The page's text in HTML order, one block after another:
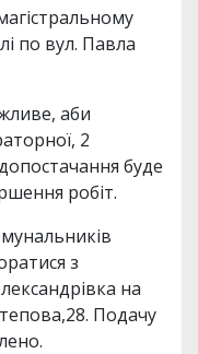
по вул. Павла
аби
2
буде
робіт.
з
на
Подачу